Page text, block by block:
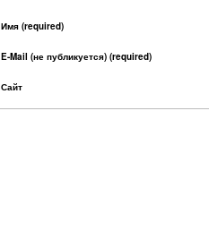
Имя (required)
E-Mail (не публикуется) (required)
Сайт